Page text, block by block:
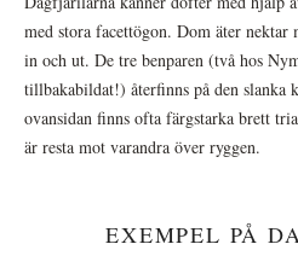
med stora facettögon. Dom äter nektar
in och ut. De tre benparen (två hos
tillbakabildat!) återfinns på den slanka
ovansidan finns ofta färgstarka brett
är resta mot varandra över ryggen.
EXEMPEL PÅ